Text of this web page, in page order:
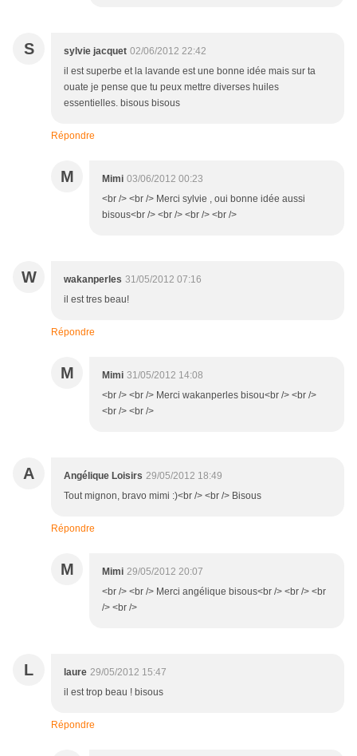
S sylvie jacquet 02/06/2012 22:42
il est superbe et la lavande est une bonne idée mais sur ta
ouate je pense que tu peux mettre diverses huiles
essentielles. bisous bisous
Répondre
M Mimi 03/06/2012 00:23
<br /> <br /> Merci sylvie , oui bonne idée aussi
bisous<br /> <br /> <br /> <br />
W wakanperles 31/05/2012 07:16
il est tres beau!
Répondre
M Mimi 31/05/2012 14:08
<br /> <br /> Merci wakanperles bisou<br /> <br />
<br /> <br />
A Angélique Loisirs 29/05/2012 18:49
Tout mignon, bravo mimi :)<br /> <br /> Bisous
Répondre
M Mimi 29/05/2012 20:07
<br /> <br /> Merci angélique bisous<br /> <br /> <br
/> <br />
L laure 29/05/2012 15:47
il est trop beau ! bisous
Répondre